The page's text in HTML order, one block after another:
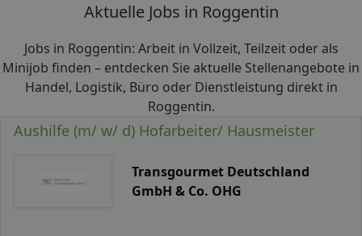
Aktuelle Jobs in Roggentin
Jobs in Roggentin: Arbeit in Vollzeit, Teilzeit oder als
Minijob finden – entdecken Sie aktuelle Stellenangebote in
Handel, Logistik, Büro oder Dienstleistung direkt in
Roggentin.
Aushilfe (m/ w/ d) Hofarbeiter/ Hausmeister
Transgourmet Deutschland
GmbH & Co. OHG